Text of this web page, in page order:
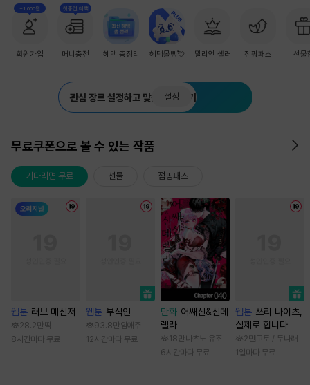
+1,000원
회원가입
첫충전 혜택
머니충전 혜택 총정리 혜택몰빵💘 밀리언 셀러 점핑패스 선물
관심 장르 설정하고 맞춤 추천 받기
설정
무료쿠폰으로 볼 수 있는 작품
기다리면 무료 선물 점핑패스
웹툰 러브 메신저
28.2만 딱
8시간마다 무료
웹툰 부식인
93.8만 임애주
12시간마다 무료
만화 어쌔신&신데
렐라
18만 나츠노 유조
6시간마다 무료
웹툰 쓰리 나이츠,
실제로 합니다
2만 고토 / 두나래
1일마다 무료